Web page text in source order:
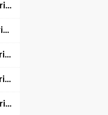
A101 Market 25 TEMMUZ 2026 Aktüel İndirimli Ürünler Kataloğu
Şok Market 25 TEMMUZ 2026 Aktüel İndirimli Ürünler Kataloğu
Bim Market 26 TEMMUZ 2026 Aktüel İndirimli Ürünler Kataloğu
Bim Market 24 TEMMUZ 2026 Aktüel İndirimli Ürünler Kataloğu
A101 Market 23 TEMMUZ 2026 Aktüel İndirimli Ürünler Kataloğu